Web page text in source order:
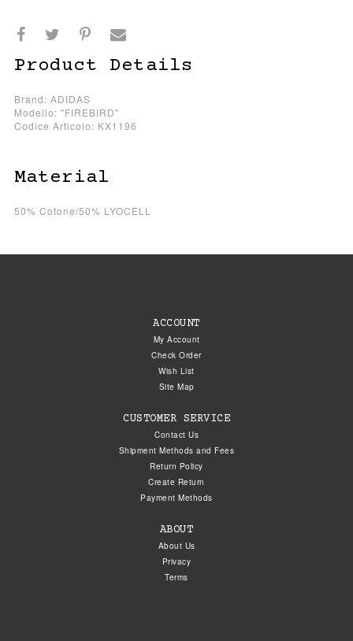
Product Details
Brand: ADIDAS
Modello: "FIREBIRD"
Codice Articolo: KX1196
Material
50% Cotone/50% LYOCELL
ACCOUNT
My Account
Check Order
Wish List
Site Map
CUSTOMER SERVICE
Contact Us
Shipment Methods and Fees
Return Policy
Create Return
Payment Methods
ABOUT
About Us
Privacy
Terms